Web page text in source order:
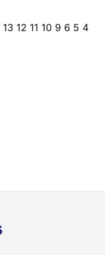
13 12 11 10 9 6 5 4